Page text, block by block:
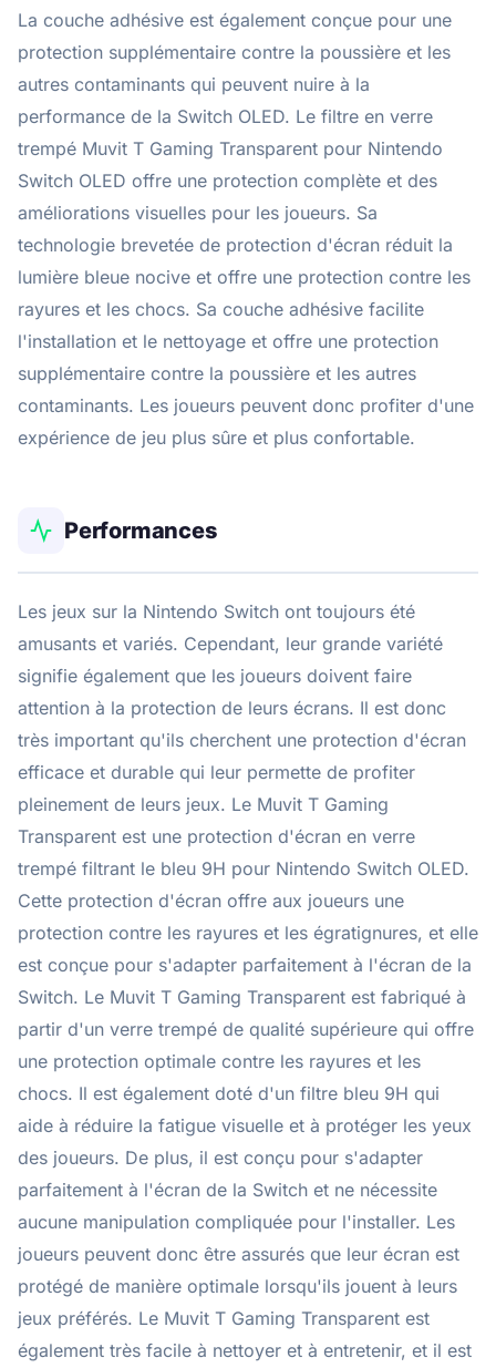
La couche adhésive est également conçue pour une
protection supplémentaire contre la poussière et les
autres contaminants qui peuvent nuire à la
performance de la Switch OLED. Le filtre en verre
trempé Muvit T Gaming Transparent pour Nintendo
Switch OLED offre une protection complète et des
améliorations visuelles pour les joueurs. Sa
technologie brevetée de protection d'écran réduit la
lumière bleue nocive et offre une protection contre les
rayures et les chocs. Sa couche adhésive facilite
l'installation et le nettoyage et offre une protection
supplémentaire contre la poussière et les autres
contaminants. Les joueurs peuvent donc profiter d'une
expérience de jeu plus sûre et plus confortable.
Performances
Les jeux sur la Nintendo Switch ont toujours été
amusants et variés. Cependant, leur grande variété
signifie également que les joueurs doivent faire
attention à la protection de leurs écrans. Il est donc
très important qu'ils cherchent une protection d'écran
efficace et durable qui leur permette de profiter
pleinement de leurs jeux. Le Muvit T Gaming
Transparent est une protection d'écran en verre
trempé filtrant le bleu 9H pour Nintendo Switch OLED.
Cette protection d'écran offre aux joueurs une
protection contre les rayures et les égratignures, et elle
est conçue pour s'adapter parfaitement à l'écran de la
Switch. Le Muvit T Gaming Transparent est fabriqué à
partir d'un verre trempé de qualité supérieure qui offre
une protection optimale contre les rayures et les
chocs. Il est également doté d'un filtre bleu 9H qui
aide à réduire la fatigue visuelle et à protéger les yeux
des joueurs. De plus, il est conçu pour s'adapter
parfaitement à l'écran de la Switch et ne nécessite
aucune manipulation compliquée pour l'installer. Les
joueurs peuvent donc être assurés que leur écran est
protégé de manière optimale lorsqu'ils jouent à leurs
jeux préférés. Le Muvit T Gaming Transparent est
également très facile à nettoyer et à entretenir, et il est